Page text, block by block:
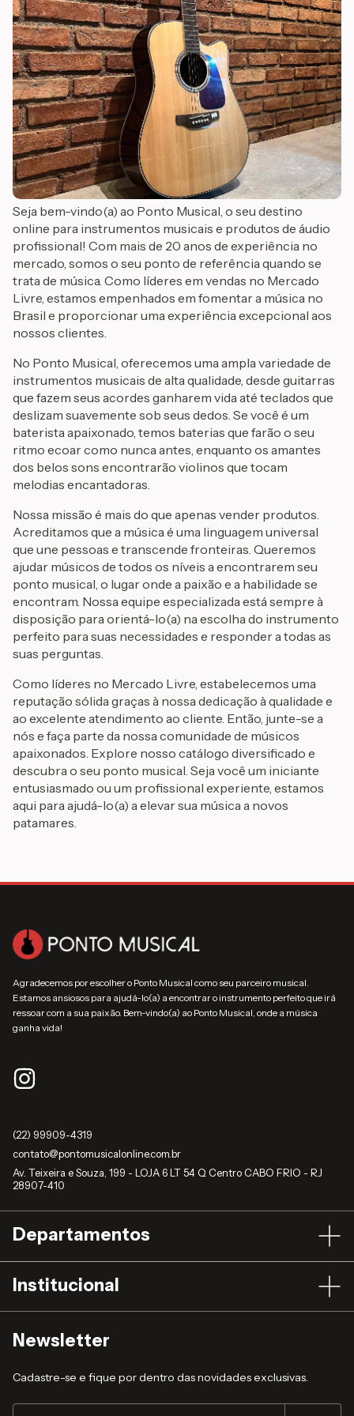
Seja bem-vindo(a) ao Ponto Musical, o seu destino
online para instrumentos musicais e produtos de áudio
profissional! Com mais de 20 anos de experiência no
mercado, somos o seu ponto de referência quando se
trata de música. Como líderes em vendas no Mercado
Livre, estamos empenhados em fomentar a música no
Brasil e proporcionar uma experiência excepcional aos
nossos clientes.
No Ponto Musical, oferecemos uma ampla variedade de
instrumentos musicais de alta qualidade, desde guitarras
que fazem seus acordes ganharem vida até teclados que
deslizam suavemente sob seus dedos. Se você é um
baterista apaixonado, temos baterias que farão o seu
ritmo ecoar como nunca antes, enquanto os amantes
dos belos sons encontrarão violinos que tocam
melodias encantadoras.
Nossa missão é mais do que apenas vender produtos.
Acreditamos que a música é uma linguagem universal
que une pessoas e transcende fronteiras. Queremos
ajudar músicos de todos os níveis a encontrarem seu
ponto musical, o lugar onde a paixão e a habilidade se
encontram. Nossa equipe especializada está sempre à
disposição para orientá-lo(a) na escolha do instrumento
perfeito para suas necessidades e responder a todas as
suas perguntas.
Como líderes no Mercado Livre, estabelecemos uma
reputação sólida graças à nossa dedicação à qualidade e
ao excelente atendimento ao cliente. Então, junte-se a
nós e faça parte da nossa comunidade de músicos
apaixonados. Explore nosso catálogo diversificado e
descubra o seu ponto musical. Seja você um iniciante
entusiasmado ou um profissional experiente, estamos
aqui para ajudá-lo(a) a elevar sua música a novos
patamares.
Agradecemos por escolher o Ponto Musical como seu parceiro musical.
Estamos ansiosos para ajudá-lo(a) a encontrar o instrumento perfeito que irá
ressoar com a sua paixão. Bem-vindo(a) ao Ponto Musical, onde a música
ganha vida!
(22) 99909-4319
contato@pontomusicalonline.com.br
Av. Teixeira e Souza, 199 - LOJA 6 LT 54 Q Centro CABO FRIO - RJ
28907-410
Departamentos
Institucional
Newsletter
Cadastre-se e fique por dentro das novidades exclusivas.